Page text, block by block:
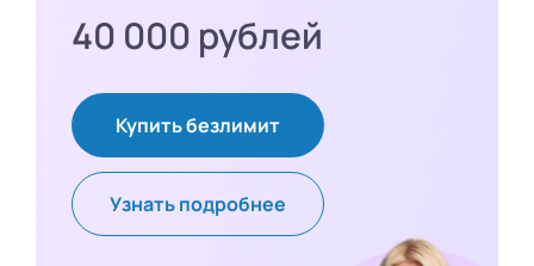
40 000 рублей
Купить безлимит
Узнать подробнее